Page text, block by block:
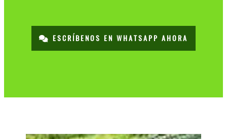
ESCRÍBENOS EN WHATSAPP AHORA